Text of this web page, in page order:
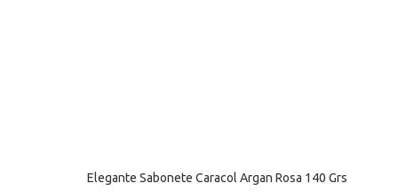
Elegante Sabonete Caracol Argan Rosa 140 Grs